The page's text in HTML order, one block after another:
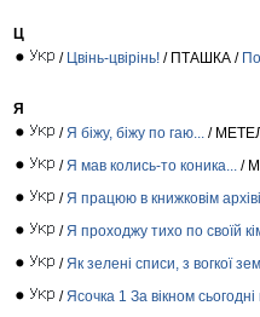
Ц
/ Цвінь-цвірінь! / ПТАШКА /
Я
/ Я біжу, біжу по гаю... /
/ Я мав колись-то коника... /
/ Я працюю в книжковім
/ Я проходжу тихо по своїй
/ Як зелені списи, з вогкої
/ Ясочка 1 За вікном сьогодні